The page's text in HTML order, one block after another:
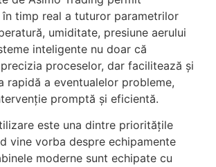
timp real a tuturor parametrilor
umiditate, presiune aerului
inteligente nu doar că
proceselor, dar facilitează și
rapidă a eventualelor probleme,
promptă și eficientă.
este una dintre prioritățile
vine vorba despre echipamente
moderne sunt echipate cu